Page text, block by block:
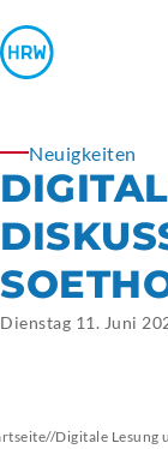
Neuigkeiten
Dienstag 11. Juni
//Digitale Lesung